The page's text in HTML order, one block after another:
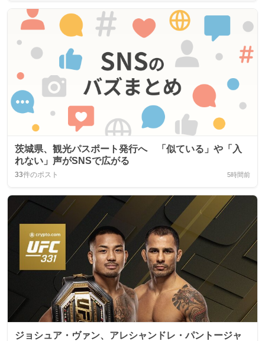
茨城県、観光パスポート発行へ 「似ている」や「入
れない」声がSNSで広がる
33件のポスト 5時間前
ジョシュア・ヴァン、アレシャンドレ・パントージャ